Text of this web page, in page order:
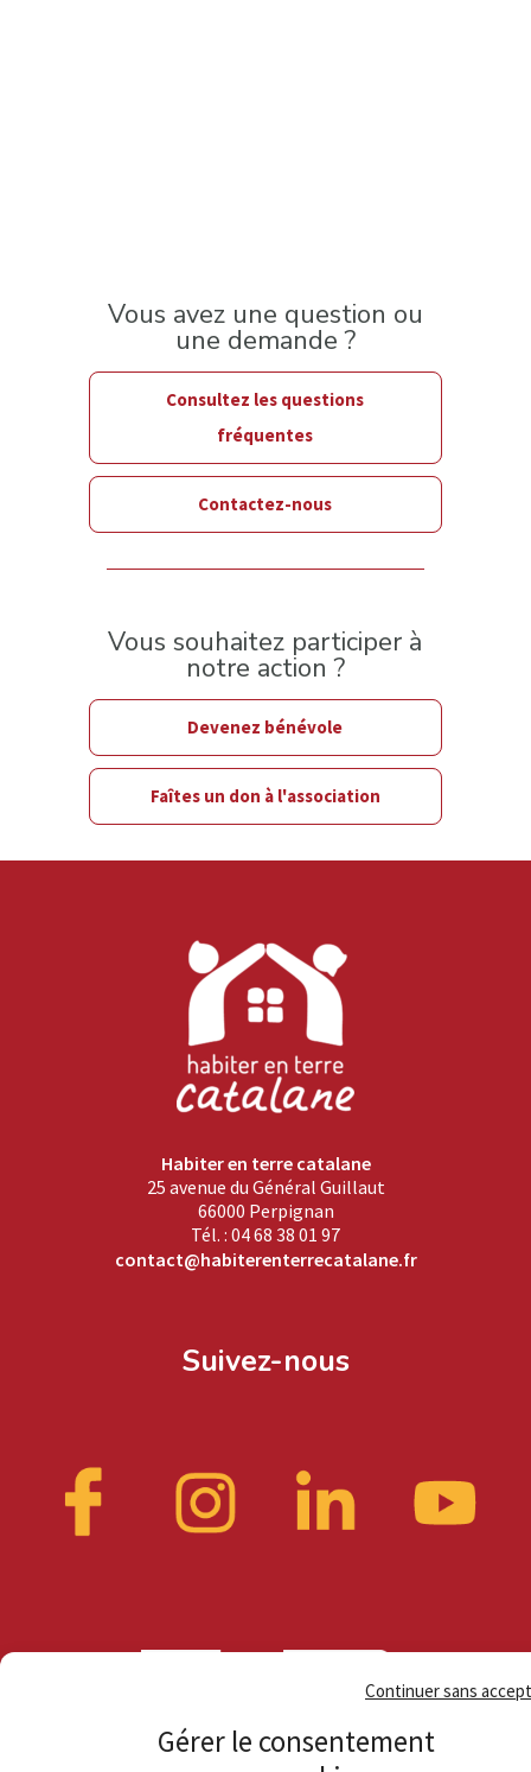
Gérer le consentement
Continuer sans
Vous avez une question ou
une demande ?
Consultez les questions
fréquentes
Contactez-nous
Vous souhaitez participer à
notre action ?
Devenez bénévole
Faîtes un don à l'association
Habiter en terre catalane
25 avenue du Général Guillaut
66000 Perpignan
Tél. : 04 68 38 01 97
contact@habiterenterrecatalane.fr
Suivez-nous